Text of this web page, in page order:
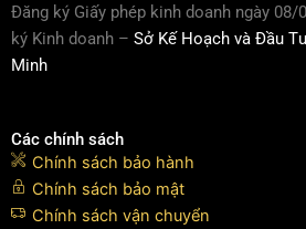
Đăng ký Giấy phép kinh doanh ngày
ký Kinh doanh – Sở Kế Hoạch và Đầu
Minh
Các chính sách
Chính sách bảo hành
Chính sách bảo mật
Chính sách vận chuyển